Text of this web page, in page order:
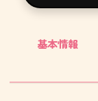
基本情報